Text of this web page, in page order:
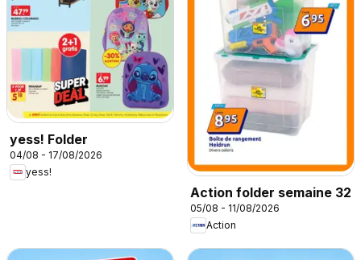
yess! Folder
04/08 - 17/08/2026
yess!
Action folder semaine 32
05/08 - 11/08/2026
Action